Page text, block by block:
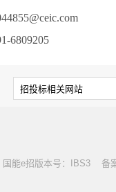
6809205
能e招版本号：IBS3 备